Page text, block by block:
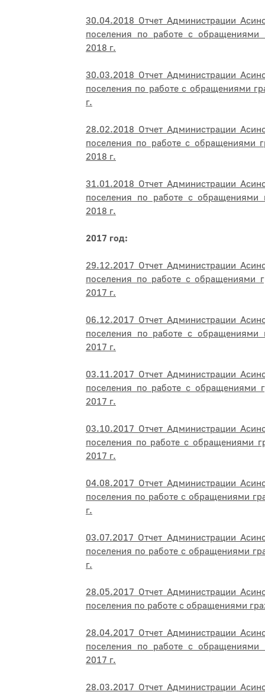
30.04.2018 Отчет Администрации
поселения по работе с обращениями
2018 г.
30.03.2018 Отчет Администрации
поселения по работе с обращениями
г.
28.02.2018 Отчет Администрации
поселения по работе с обращениями
2018 г.
31.01.2018 Отчет Администрации
поселения по работе с обращениями
2018 г.
2017 год:
29.12.2017 Отчет Администрации
поселения по работе с обращениями
2017 г.
06.12.2017 Отчет Администрации
поселения по работе с обращениями
2017 г.
03.11.2017 Отчет Администрации
поселения по работе с обращениями
2017 г.
03.10.2017 Отчет Администрации
поселения по работе с обращениями
2017 г.
04.08.2017 Отчет Администрации
поселения по работе с обращениями
г.
03.07.2017 Отчет Администрации
поселения по работе с обращениями
г.
28.05.2017 Отчет Администрации
поселения по работе с обращениями
28.04.2017 Отчет Администрации
поселения по работе с обращениями
2017 г.
28.03.2017 Отчет Администрации